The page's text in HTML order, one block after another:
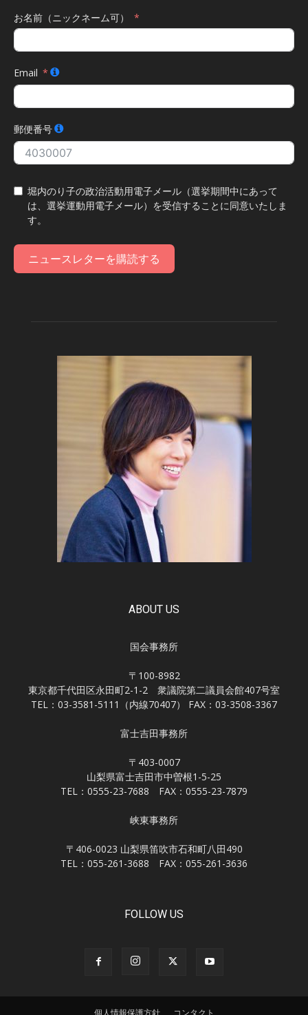
お名前（ニックネーム可）
Email
郵便番号
堀内のり子の政治活動用電子メール（選挙期間中にあって
は、選挙運動用電子メール）を受信することに同意いたしま
す。
ニュースレターを購読する
ABOUT US
国会事務所
〒100-8982
東京都千代田区永田町2-1-2 衆議院第二議員会館407号室
TEL：03-3581-5111（内線70407） FAX：03-3508-3367
富士吉田事務所
〒403-0007
山梨県富士吉田市中曽根1-5-25
TEL：0555-23-7688 FAX：0555-23-7879
峡東事務所
〒406-0023 山梨県笛吹市石和町八田490
TEL：055-261-3688 FAX：055-261-3636
FOLLOW US
個人情報保護方針 コンタクト